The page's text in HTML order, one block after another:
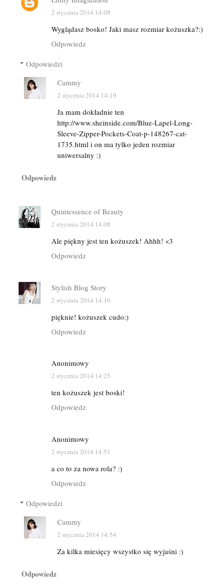
2 stycznia 2014 14:08
Wyglądasz bosko! Jaki masz rozmiar kożuszka?:)
Odpowiedz
Odpowiedzi
Cammy
2 stycznia 2014 14:19
Ja mam dokładnie ten
http://www.sheinside.com/Blue-Lapel-Long-
Sleeve-Zipper-Pockets-Coat-p-148267-cat-
1735.html i on ma tylko jeden rozmiar
uniwersalny :)
Odpowiedz
Quintessence of Beauty
2 stycznia 2014 14:08
Ale piękny jest ten kożuszek! Ahhh! <3
Odpowiedz
Stylish Blog Story
2 stycznia 2014 14:16
pięknie! kożuszek cudo:)
Odpowiedz
Anonimowy
2 stycznia 2014 14:25
ten kożuszek jest boski!
Odpowiedz
Anonimowy
2 stycznia 2014 14:51
a co to za nowa rola? :)
Odpowiedz
Odpowiedzi
Cammy
2 stycznia 2014 14:54
Za kilka miesięcy wszystko się wyjaśni :)
Odpowiedz